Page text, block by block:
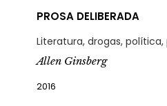
PROSA DELIBERADA
Literatura, drogas,
Allen Ginsberg
2016